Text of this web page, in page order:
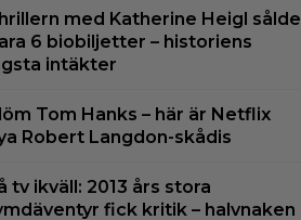
med Katherine Heigl sålde
6 biobiljetter – historiens
intäkter
Tom Hanks – här är Netflix
Robert Langdon-skådis
tv ikväll: 2013 års stora
fick kritik – halvnaken